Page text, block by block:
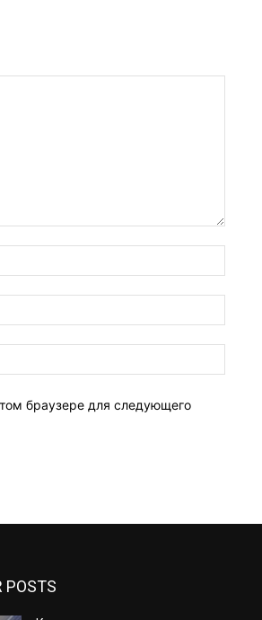
почта:*
Сайт:
браузере для следующего
POSTS